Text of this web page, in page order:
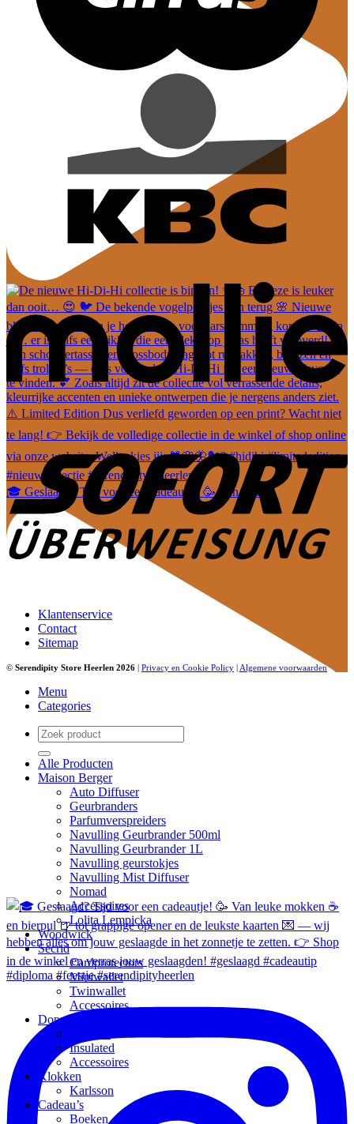
🎓 Geslaagd? Tijd voor een cadeautje! 🥳 Van leuke
Klantenservice
Contact
Sitemap
© Serendipity Store Heerlen 2026 | Privacy en Cookie Policy | Algemene voorwaarden
Menu
Categories
Zoeken
naar:
Alle Producten
Maison Berger
Auto Diffuser
Geurbranders
Parfumverspreiders
Navulling Geurbrander 500ml
Navulling Geurbrander 1L
Navulling geurstokjes
Navulling Mist Diffuser
Nomad
Accessoires
Lolita Lempicka
Woodwick
Secrid
Cardprotectors
Miniwallet
Twinwallet
Accessoires
Dopper
Insulated
Accessoires
Klokken
Karlsson
Cadeau’s
Boeken